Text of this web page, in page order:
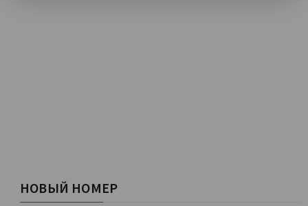
НОВЫЙ НОМЕР